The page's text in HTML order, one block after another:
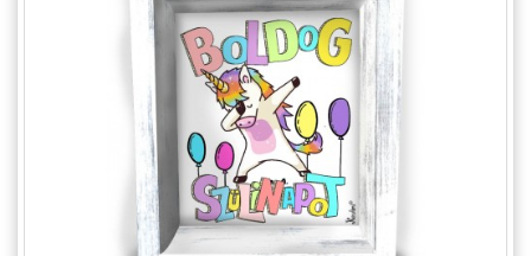
Budapest Ajándéktárgyak
Ajándék Ötletek Férfiaknak
Ajándék Nőknek